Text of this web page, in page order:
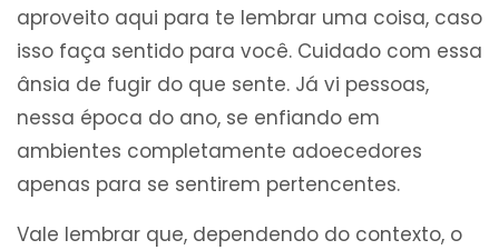
aproveito aqui para te lembrar uma coisa, caso
isso faça sentido para você. Cuidado com essa
ânsia de fugir do que sente. Já vi pessoas,
nessa época do ano, se enfiando em
ambientes completamente adoecedores
apenas para se sentirem pertencentes.
Vale lembrar que, dependendo do contexto, o